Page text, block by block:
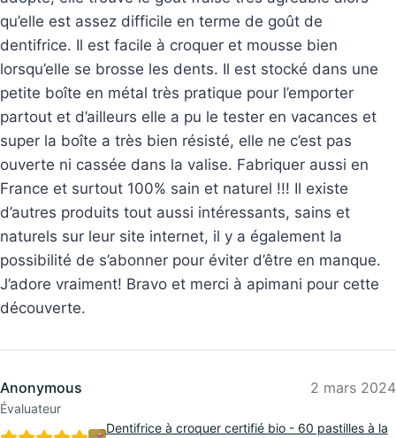
qu’elle est assez difficile en terme de goût de
dentifrice. Il est facile à croquer et mousse bien
lorsqu’elle se brosse les dents. Il est stocké dans une
petite boîte en métal très pratique pour l’emporter
partout et d’ailleurs elle a pu le tester en vacances et
super la boîte a très bien résisté, elle ne c’est pas
ouverte ni cassée dans la valise. Fabriquer aussi en
France et surtout 100% sain et naturel !!! Il existe
d’autres produits tout aussi intéressants, sains et
naturels sur leur site internet, il y a également la
possibilité de s’abonner pour éviter d’être en manque.
J’adore vraiment! Bravo et merci à apimani pour cette
découverte.
Anonymous
Évaluateur
2 mars 2024
Dentifrice à croquer certifié bio - 60 pastilles à la